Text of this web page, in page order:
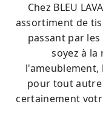
Chez BLEU
assortiment de
passant par
soyez à la
l'ameublement,
pour tout
certainement